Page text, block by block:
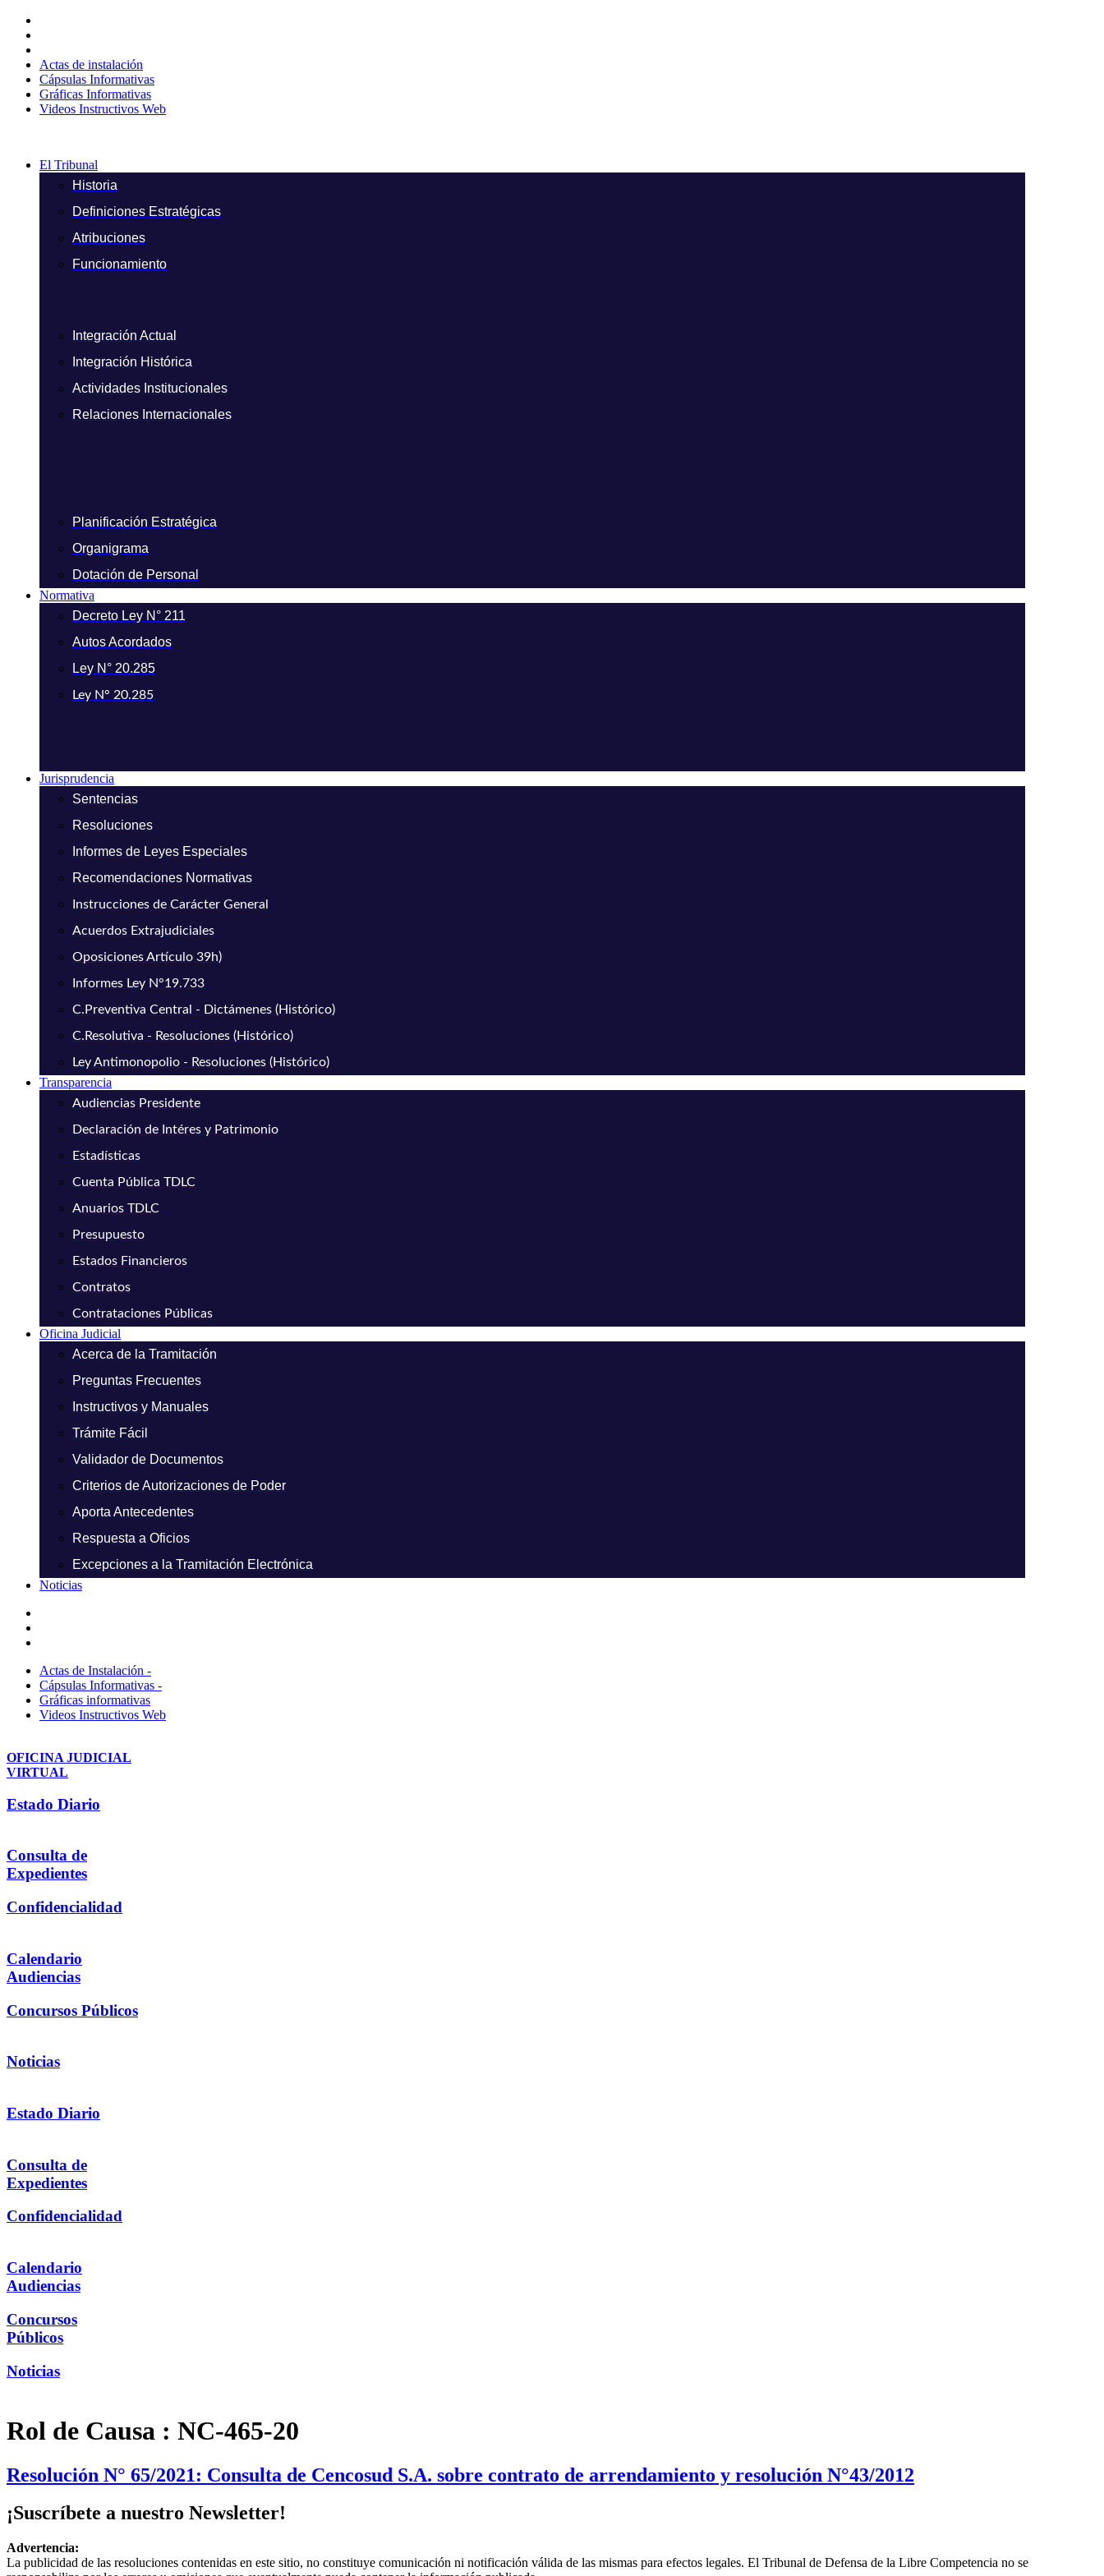
contenido
Actas de instalación
Cápsulas Informativas
Gráficas Informativas
Videos Instructivos Web
El Tribunal
Historia
Definiciones Estratégicas
Atribuciones
Funcionamiento
Integración Actual
Integración Histórica
Actividades Institucionales
Relaciones Internacionales
Planificación Estratégica
Organigrama
Dotación de Personal
Normativa
Decreto Ley N° 211
Autos Acordados
Ley N° 20.285
Ley N° 20.285
Jurisprudencia
Sentencias
Resoluciones
Informes de Leyes Especiales
Recomendaciones Normativas
Instrucciones de Carácter General
Acuerdos Extrajudiciales
Oposiciones Artículo 39h)
Informes Ley N°19.733
C.Preventiva Central - Dictámenes (Histórico)
C.Resolutiva - Resoluciones (Histórico)
Ley Antimonopolio - Resoluciones (Histórico)
Transparencia
Audiencias Presidente
Declaración de Intéres y Patrimonio
Estadísticas
Cuenta Pública TDLC
Anuarios TDLC
Presupuesto
Estados Financieros
Contratos
Contrataciones Públicas
Oficina Judicial
Acerca de la Tramitación
Preguntas Frecuentes
Instructivos y Manuales
Trámite Fácil
Validador de Documentos
Criterios de Autorizaciones de Poder
Aporta Antecedentes
Respuesta a Oficios
Excepciones a la Tramitación Electrónica
Noticias
Actas de Instalación -
Cápsulas Informativas -
Gráficas informativas
Videos Instructivos Web
OFICINA JUDICIAL
VIRTUAL
Estado Diario
Consulta de
Expedientes
Confidencialidad
Calendario
Audiencias
Concursos Públicos
Noticias
Estado Diario
Consulta de
Expedientes
Confidencialidad
Calendario
Audiencias
Concursos
Públicos
Noticias
Rol de Causa : NC-465-20
Resolución N° 65/2021: Consulta de Cencosud S.A. sobre contrato de arrendamiento y resolución N°43/2012
¡Suscríbete a nuestro Newsletter!
Advertencia:
La publicidad de las resoluciones contenidas en este sitio, no constituye comunicación ni notificación válida de las mismas para efectos legales. El Tribunal de Defensa de la Libre Competencia no se